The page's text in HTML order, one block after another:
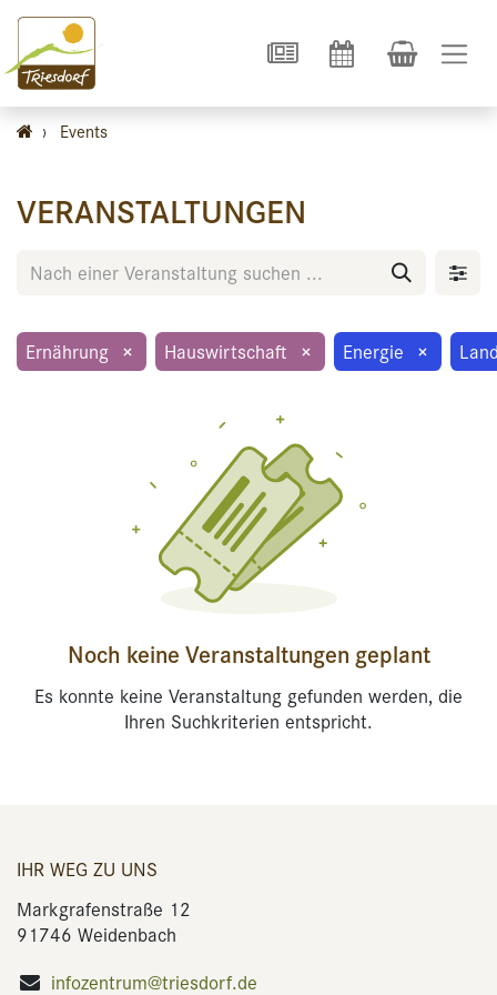
› Events
VERANSTALTUNGEN
Ernährung × Hauswirtschaft × Energie ×
Noch keine Veranstaltungen geplant
Es konnte keine Veranstaltung gefunden werden, die
Ihren Suchkriterien entspricht.
IHR WEG ZU UNS
Markgrafenstraße 12
91746 Weidenbach
infozentrum@triesdorf.de